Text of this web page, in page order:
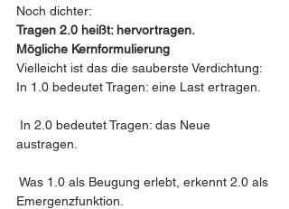
Noch dichter:
Tragen 2.0 heißt: hervortragen.
Mögliche Kernformulierung
Vielleicht ist das die sauberste Verdichtung:
In 1.0 bedeutet Tragen: eine Last ertragen.
In 2.0 bedeutet Tragen: das Neue
austragen.
Was 1.0 als Beugung erlebt, erkennt 2.0 als
Emergenzfunktion.